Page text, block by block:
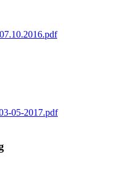
05-2017.pdf